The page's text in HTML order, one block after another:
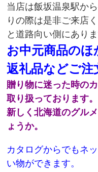
当店は飯坂温泉駅か
りの際は是非ご来店
と道路向い側にありま
お中元商品のほ
返礼品などご注
贈り物に迷った時の
取り扱っております。
新しく北海道のグル
ょうか。
カタログからでもネ
い物ができます。